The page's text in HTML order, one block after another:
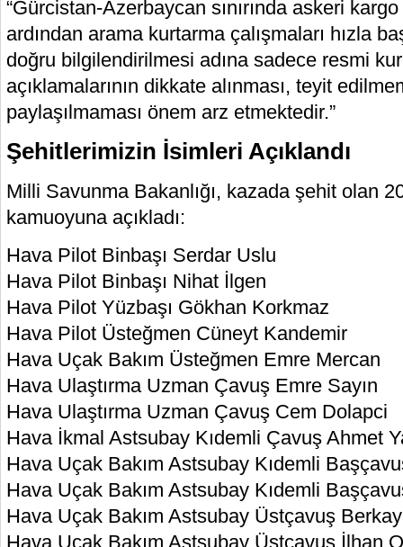
“Gürcistan-Azerbaycan sınırında askeri
ardından arama kurtarma çalışmaları hızla
doğru bilgilendirilmesi adına sadece resmi
açıklamalarının dikkate alınması, teyit
paylaşılmaması önem arz etmektedir.”
Şehitlerimizin İsimleri Açıklandı
Milli Savunma Bakanlığı, kazada şehit olan
kamuoyuna açıkladı:
Hava Pilot Binbaşı Serdar Uslu
Hava Pilot Binbaşı Nihat İlgen
Hava Pilot Yüzbaşı Gökhan Korkmaz
Hava Pilot Üsteğmen Cüneyt Kandemir
Hava Uçak Bakım Üsteğmen Emre Mercan
Hava Ulaştırma Uzman Çavuş Emre Sayın
Hava Ulaştırma Uzman Çavuş Cem Dolapci
Hava İkmal Astsubay Kıdemli Çavuş Ahmet
Hava Uçak Bakım Astsubay Kıdemli
Hava Uçak Bakım Astsubay Kıdemli
Hava Uçak Bakım Astsubay Üstçavuş
Hava Uçak Bakım Astsubay Üstçavuş İlhan